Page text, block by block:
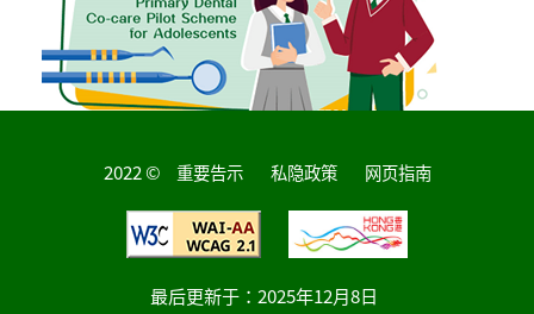
2022 © 重要告示 私隐政策 网页指南
最后更新于： 2025年12月8日